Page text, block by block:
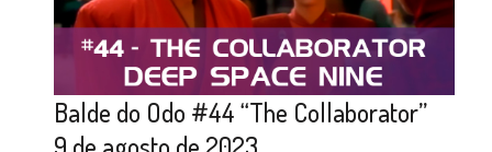
Balde do Odo #44 “The Collaborator”